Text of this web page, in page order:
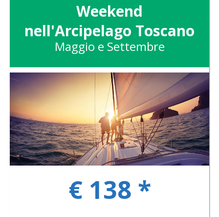
ATTIVITÀ
SKIPPER
GALLERY
Weekend
nell'Arcipelago Toscano
Maggio e Settembre
€ 138 *